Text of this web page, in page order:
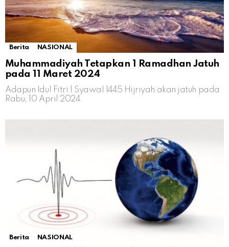
Berita NASIONAL
Muhammadiyah Tetapkan 1 Ramadhan Jatuh
pada 11 Maret 2024
Adapun Idul Fitri 1 Syawal 1445 Hijriyah akan jatuh pada
Rabu, 10 April 2024.
Berita NASIONAL